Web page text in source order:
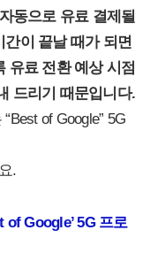
동으로 유료 결제될
이 끝날 때가 되면
유료 전환 예상 시점
드리기 때문입니다.
of Google” 5G
.
of Google’ 5G 프로